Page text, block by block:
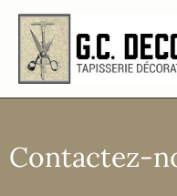
Contactez-